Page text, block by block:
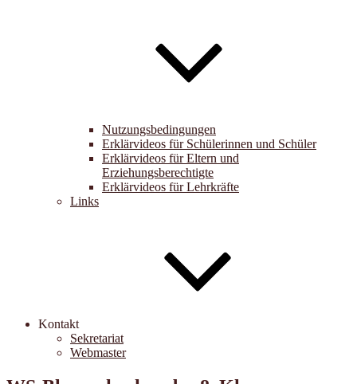
Nutzungsbedingungen
Erklärvideos für Schülerinnen und Schüler
Erklärvideos für Eltern und
Erziehungsberechtigte
Erklärvideos für Lehrkräfte
Links
Kontakt
Sekretariat
Webmaster